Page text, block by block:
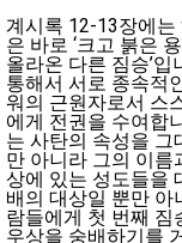
계시록 12-13장에는
은 바로 ‘크고 붉은
올라온 다른 짐승’
통해서 서로 종속적
워의 근원자로서 스
에게 전권을 수여합
는 사탄의 속성을 그
만 아니라 그의 이름
상에 있는 성도들을
배의 대상일 뿐만 아
람들에게 첫 번째 짐
우상을 숭배하기를